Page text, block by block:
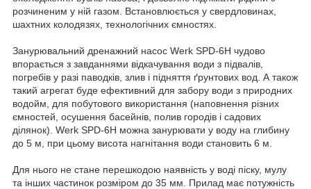
розчиненим у ній газом. Встановлюється у свердловинах,
шахтних колодязях, технологічних ємностях.
Занурювальний дренажний насос Werk SPD-6H чудово
впорається з завданнями відкачування води з підвалів,
погребів у разі паводків, злив і підняття ґрунтових вод. А також
такий агрегат буде ефективний для забору води з природних
водойм, для побутового використання (наповнення різних
ємностей, осушення басейнів, полив городів і садових
ділянок). Werk SPD-6H можна занурювати у воду на глибину
до 5 м, при цьому висота нагнітання води становить 6 м.
Для нього не стане перешкодою наявність у воді піску, мулу
та інших частинок розміром до 35 мм. Прилад має потужність